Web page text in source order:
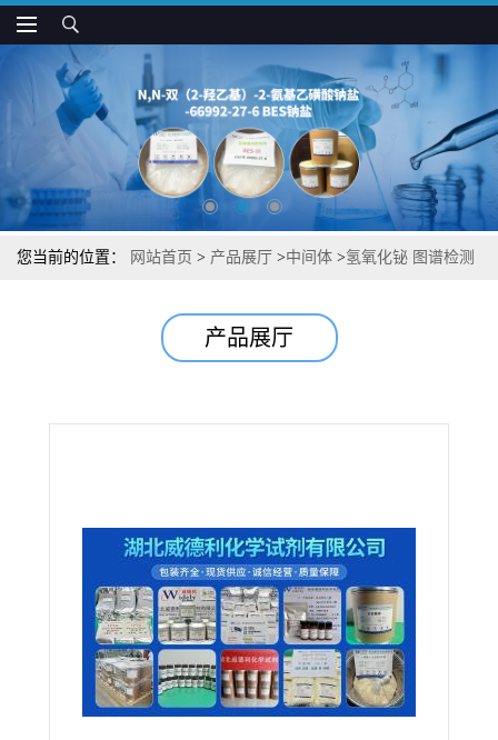
您当前的位置： 网站首页 > 产品展厅 >中间体 >氢氧化铋 图谱检测
产品展厅